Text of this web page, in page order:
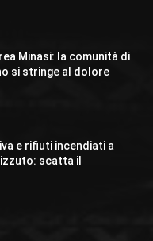
Minasi: la comunità di
si stringe al dolore
e rifiuti incendiati a
scatta il